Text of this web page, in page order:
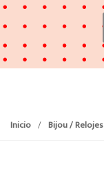
Inicio / Bijou / Relojes